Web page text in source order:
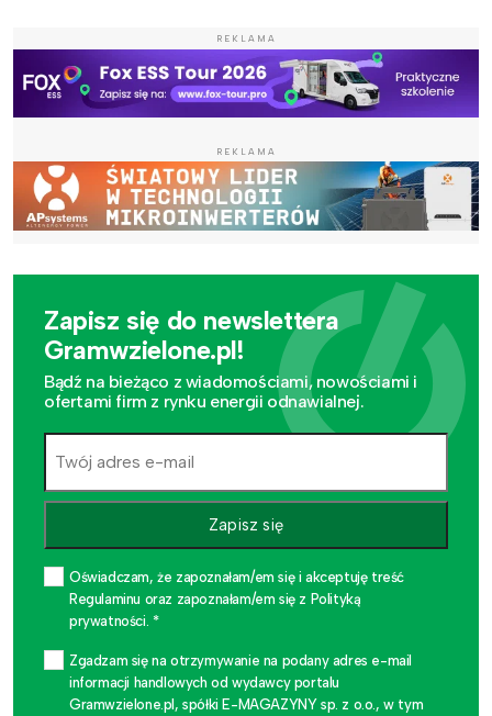
REKLAMA
REKLAMA
Zapisz się do newslettera
Gramwzielone.pl!
Bądź na bieżąco z wiadomościami, nowościami i
ofertami firm z rynku energii odnawialnej.
Zapisz się
Oświadczam, że zapoznałam/em się i akceptuję treść
Regulaminu oraz zapoznałam/em się z Polityką
prywatności. *
Zgadzam się na otrzymywanie na podany adres e-mail
informacji handlowych od wydawcy portalu
Gramwzielone.pl, spółki E-MAGAZYNY sp. z o.o., w tym